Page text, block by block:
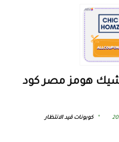
هومز مصر كود
كوبونات قيد الانتظار